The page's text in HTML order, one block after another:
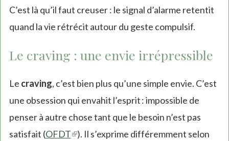
C’est là qu’il faut creuser : le signal d’alarme retentit
quand la vie rétrécit autour du geste compulsif.
Le craving : une envie irrépressible
Le craving, c’est bien plus qu’une simple envie. C’est
une obsession qui envahit l’esprit : impossible de
penser à autre chose tant que le besoin n’est pas
satisfait (OFDT(link
). Il s’exprime différemment selon